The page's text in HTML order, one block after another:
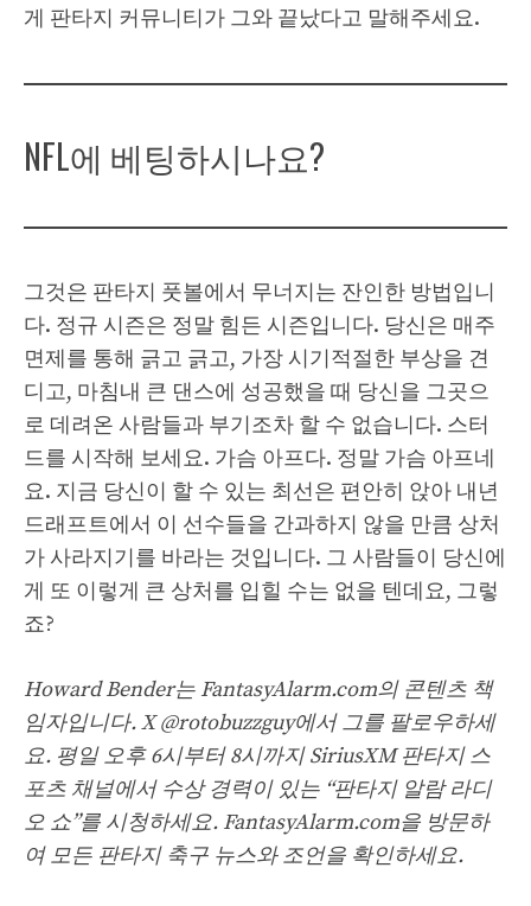
게 판타지 커뮤니티가 그와 끝났다고 말해주세요.
NFL에 베팅하시나요?
그것은 판타지 풋볼에서 무너지는 잔인한 방법입니
다. 정규 시즌은 정말 힘든 시즌입니다. 당신은 매주
면제를 통해 긁고 긁고, 가장 시기적절한 부상을 견
디고, 마침내 큰 댄스에 성공했을 때 당신을 그곳으
로 데려온 사람들과 부기조차 할 수 없습니다. 스터
드를 시작해 보세요. 가슴 아프다. 정말 가슴 아프네
요. 지금 당신이 할 수 있는 최선은 편안히 앉아 내년
드래프트에서 이 선수들을 간과하지 않을 만큼 상처
가 사라지기를 바라는 것입니다. 그 사람들이 당신에
게 또 이렇게 큰 상처를 입힐 수는 없을 텐데요, 그렇
죠?
Howard Bender는 FantasyAlarm.com의 콘텐츠 책
임자입니다.X @rotobuzzguy에서 그를 팔로우하세
요. 평일 오후 6시부터 8시까지 SiriusXM 판타지 스
포츠 채널에서 수상 경력이 있는 “판타지 알람 라디
오 쇼”를 시청하세요. FantasyAlarm.com을 방문하
여 모든 판타지 축구 뉴스와 조언을 확인하세요.